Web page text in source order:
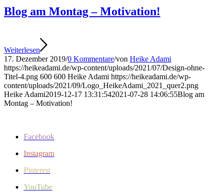
Blog am Montag – Motivation!
Weiterlesen
17. Dezember 2019/0 Kommentare/von Heike Adami
https://heikeadami.de/wp-content/uploads/2021/07/Design-ohne-
Titel-4.png 600 600 Heike Adami https://heikeadami.de/wp-
content/uploads/2021/09/Logo_HeikeAdami_2021_quer2.png
Heike Adami2019-12-17 13:31:542021-07-28 14:06:55Blog am
Montag – Motivation!
Facebook
Instagram
Pinterest
YouTube